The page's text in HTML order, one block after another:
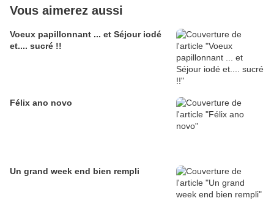
Vous aimerez aussi
Voeux papillonnant ... et Séjour iodé
et.... sucré !!
Félix ano novo
Un grand week end bien rempli